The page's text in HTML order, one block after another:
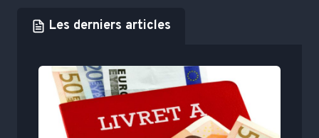
Les derniers articles